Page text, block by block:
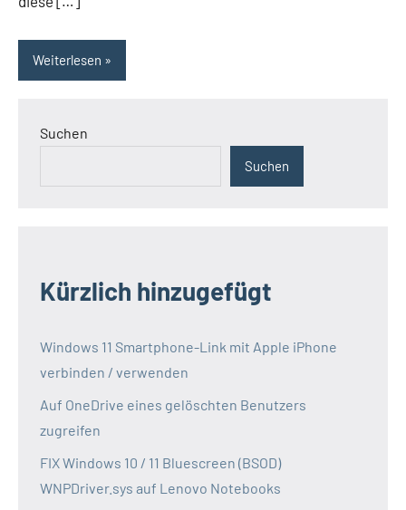
Weiterlesen
Suchen
Suchen
Kürzlich hinzugefügt
Windows 11 Smartphone-Link mit Apple iPhone
verbinden / verwenden
Auf OneDrive eines gelöschten Benutzers
zugreifen
FIX Windows 10 / 11 Bluescreen (BSOD)
WNPDriver.sys auf Lenovo Notebooks